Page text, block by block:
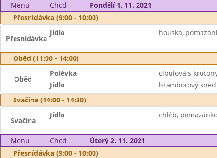
Menu Chod
Pondělí 1. 11. 2021
Přesnídávka (9:00 - 10:00)
Přesnídávka
Jídlo houska,
Oběd (11:00 - 14:00)
Oběd
Polévka
cibulová s
Jídlo
bramborový
Svačina (14:00 - 14:30)
Svačina
Jídlo chléb,
Menu Chod
Úterý 2. 11. 2021
Přesnídávka (9:00 - 10:00)